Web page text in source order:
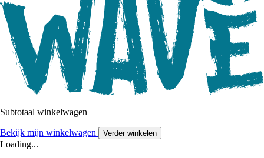
Subtotaal winkelwagen
Bekijk mijn winkelwagen Verder winkelen
Loading...